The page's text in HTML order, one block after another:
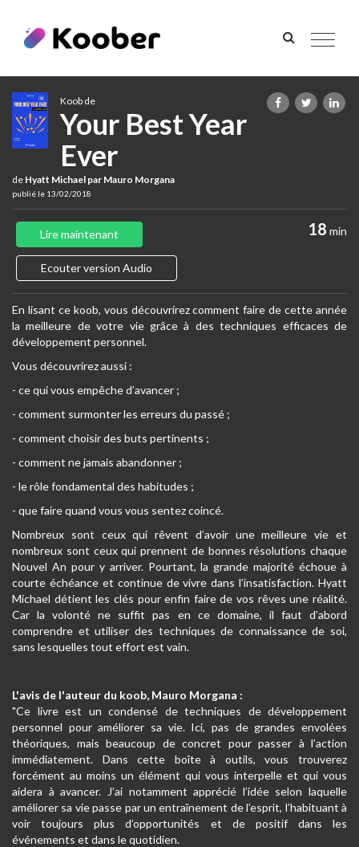
Toggle
Koob de
Your Best Year
Ever
de Hyatt Michael par Mauro Morgana
publié le 13/02/2018
18 min
Lire maintenant
Ecouter version Audio
En lisant ce koob, vous découvrirez comment faire de cette année
la meilleure de votre vie grâce à des techniques efficaces de
développement personnel.
Vous découvrirez aussi :
- ce qui vous empêche d’avancer ;
- comment surmonter les erreurs du passé ;
- comment choisir des buts pertinents ;
- comment ne jamais abandonner ;
- le rôle fondamental des habitudes ;
- que faire quand vous vous sentez coincé.
Nombreux sont ceux qui rêvent d’avoir une meilleure vie et
nombreux sont ceux qui prennent de bonnes résolutions chaque
Nouvel An pour y arriver. Pourtant, la grande majorité échoue à
courte échéance et continue de vivre dans l’insatisfaction. Hyatt
Michael détient les clés pour enfin faire de vos rêves une réalité.
Car la volonté ne suffit pas en ce domaine, il faut d’abord
comprendre et utiliser des techniques de connaissance de soi,
sans lesquelles tout effort est vain.
L'avis de l'auteur du koob, Mauro Morgana :
"Ce livre est un condensé de techniques de développement
personnel pour améliorer sa vie. Ici, pas de grandes envolées
théoriques, mais beaucoup de concret pour passer à l’action
immédiatement. Dans cette boîte à outils, vous trouverez
forcément au moins un élément qui vous interpelle et qui vous
aidera à avancer. J’ai notamment apprécié l’idée selon laquelle
améliorer sa vie passe par un entraînement de l’esprit, l’habituant à
voir toujours plus d’opportunités et de positif dans les
événements et dans le quotidien.